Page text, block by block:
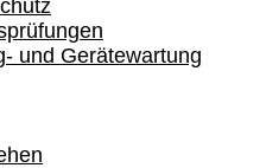
und Gerätewartung